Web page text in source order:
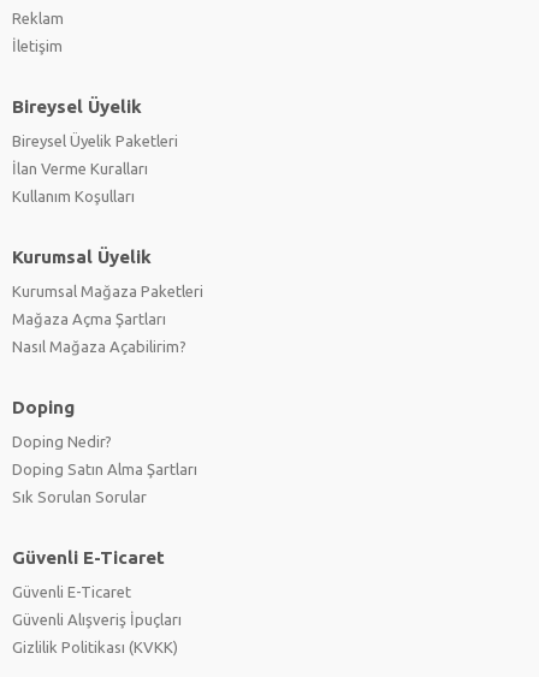
Reklam
İletişim
Bireysel Üyelik
Bireysel Üyelik Paketleri
İlan Verme Kuralları
Kullanım Koşulları
Kurumsal Üyelik
Kurumsal Mağaza Paketleri
Mağaza Açma Şartları
Nasıl Mağaza Açabilirim?
Doping
Doping Nedir?
Doping Satın Alma Şartları
Sık Sorulan Sorular
Güvenli E-Ticaret
Güvenli E-Ticaret
Güvenli Alışveriş İpuçları
Gizlilik Politikası (KVKK)